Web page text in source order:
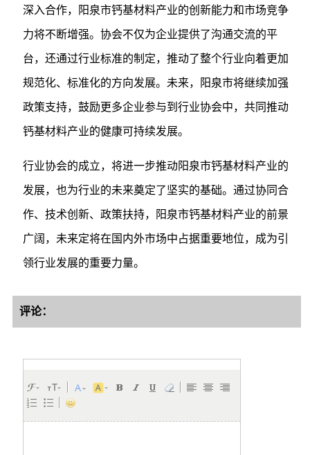
深入合作，阳泉市钙基材料产业的创新能力和市场竞争
力将不断增强。协会不仅为企业提供了沟通交流的平
台，还通过行业标准的制定，推动了整个行业向着更加
规范化、标准化的方向发展。未来，阳泉市将继续加强
政策支持，鼓励更多企业参与到行业协会中，共同推动
钙基材料产业的健康可持续发展。
行业协会的成立，将进一步推动阳泉市钙基材料产业的
发展，也为行业的未来奠定了坚实的基础。通过协同合
作、技术创新、政策扶持，阳泉市钙基材料产业的前景
广阔，未来定将在国内外市场中占据重要地位，成为引
领行业发展的重要力量。
评论：